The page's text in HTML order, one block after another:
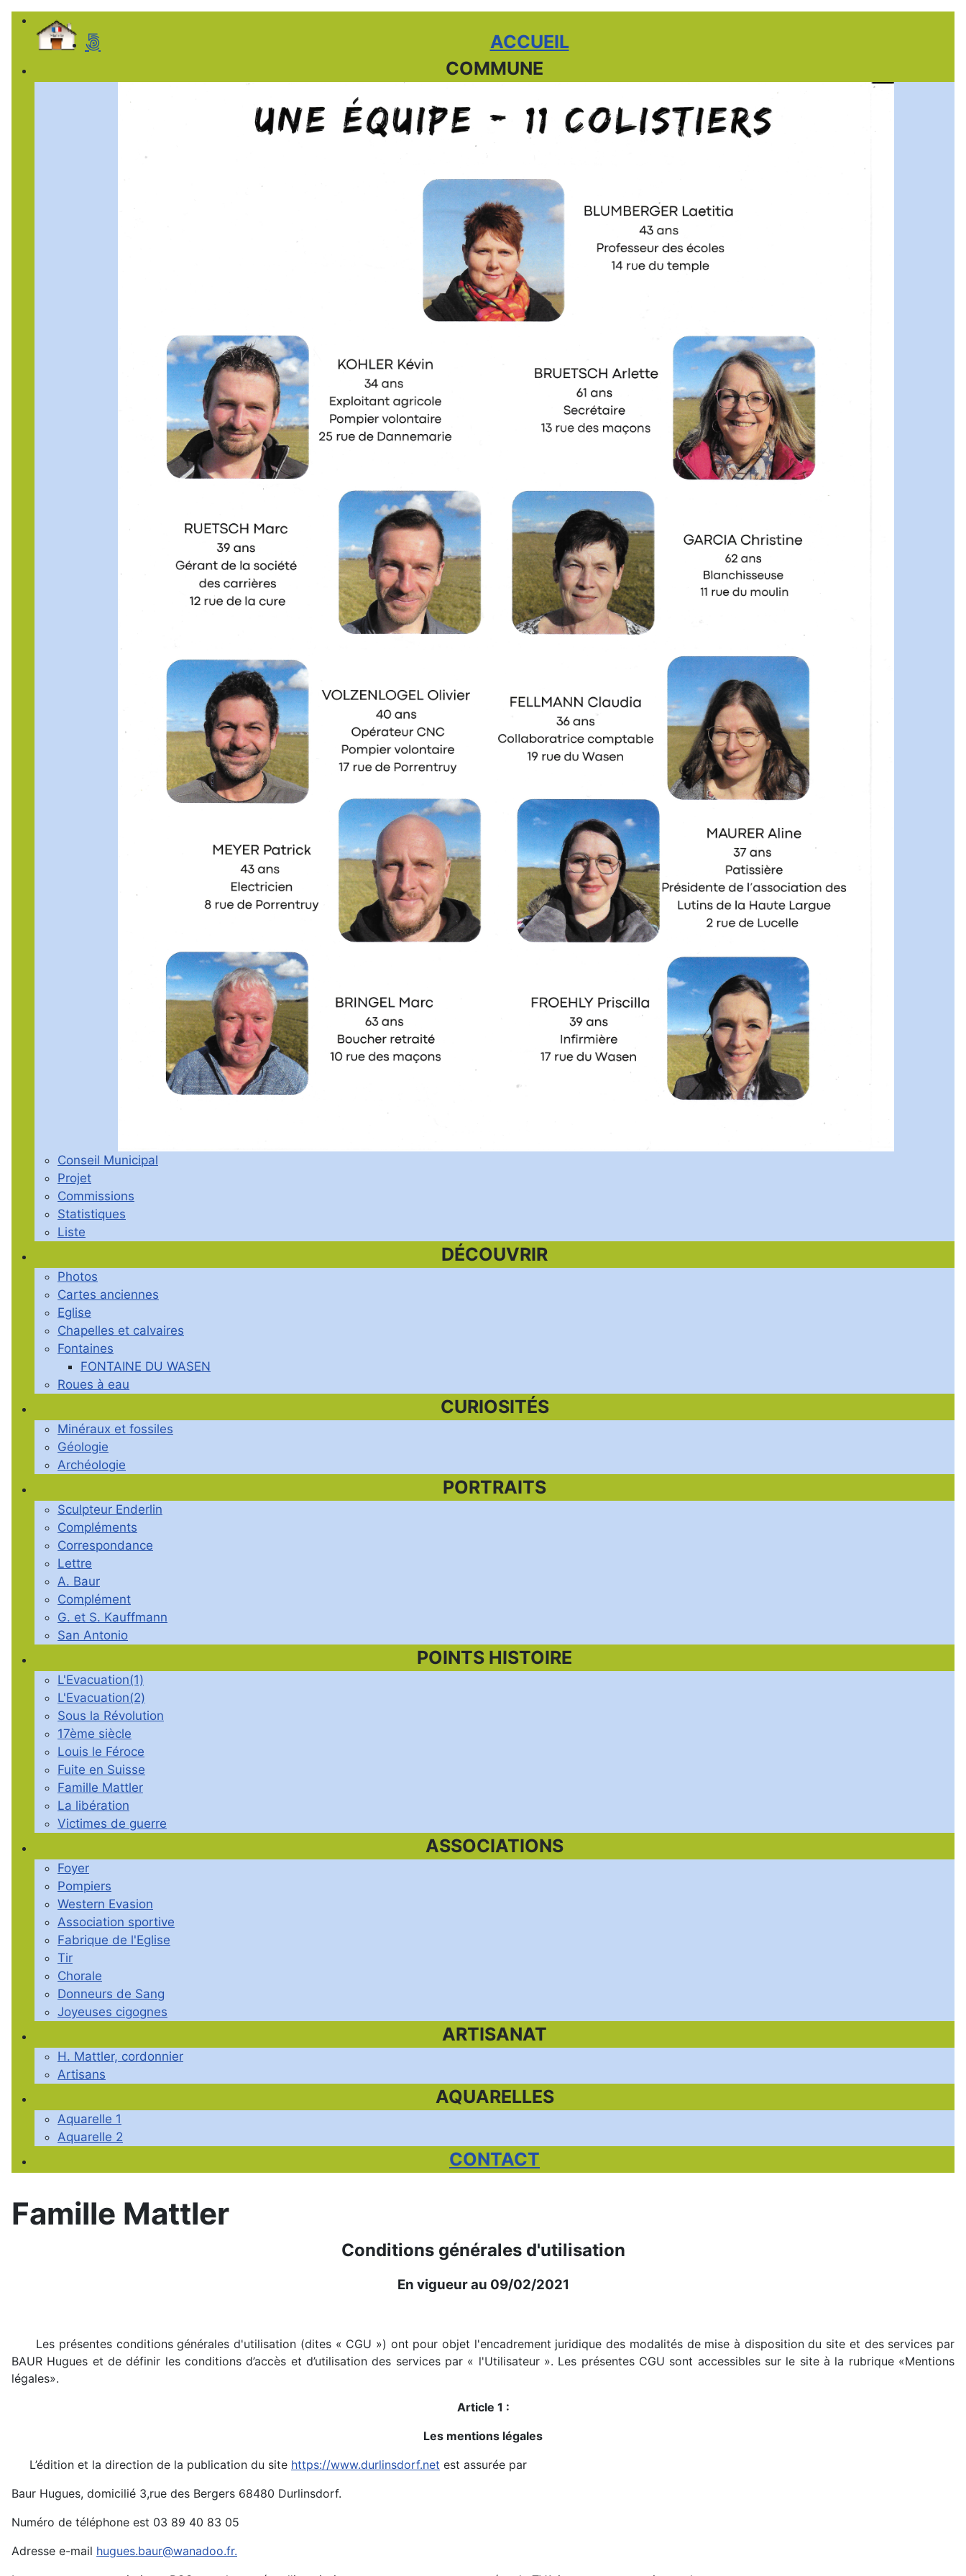
ACCUEIL
COMMUNE
Conseil Municipal
Projet
Commissions
Statistiques
Liste
DÉCOUVRIR
Photos
Cartes anciennes
Eglise
Chapelles et calvaires
Fontaines
FONTAINE DU WASEN
Roues à eau
CURIOSITÉS
Minéraux et fossiles
Géologie
Archéologie
PORTRAITS
Sculpteur Enderlin
Compléments
Correspondance
Lettre
A. Baur
Complément
G. et S. Kauffmann
San Antonio
POINTS HISTOIRE
L'Evacuation(1)
L'Evacuation(2)
Sous la Révolution
17ème siècle
Louis le Féroce
Fuite en Suisse
Famille Mattler
La libération
Victimes de guerre
ASSOCIATIONS
Foyer
Pompiers
Western Evasion
Association sportive
Fabrique de l'Eglise
Tir
Chorale
Donneurs de Sang
Joyeuses cigognes
ARTISANAT
H. Mattler, cordonnier
Artisans
AQUARELLES
Aquarelle 1
Aquarelle 2
CONTACT
Famille Mattler
Conditions générales d'utilisation
En vigueur au 09/02/2021
Les présentes conditions générales d'utilisation (dites « CGU ») ont pour objet l'encadrement juridique des modalités de mise à disposition du site et des services par
BAUR Hugues et de définir les conditions d’accès et d’utilisation des services par « l'Utilisateur ». Les présentes CGU sont accessibles sur le site à la rubrique «Mentions
légales».
Article 1 :
Les mentions légales
L’édition et la direction de la publication du site https://www.durlinsdorf.net est assurée par
Baur Hugues, domicilié 3,rue des Bergers 68480 Durlinsdorf.
Numéro de téléphone est 03 89 40 83 05
Adresse e-mail hugues.baur@wanadoo.fr.